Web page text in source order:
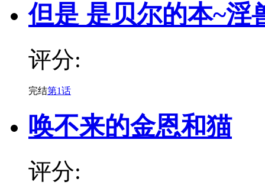
但是 是贝尔的本~淫
评分:
完结第1话
唤不来的金恩和猫
评分: